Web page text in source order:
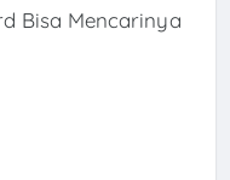
Bisa Mencarinya